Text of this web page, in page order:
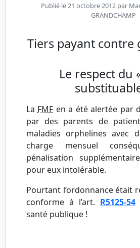
Publié le 21 octobre 2012 par
GRANDCHAMP
Tiers payant contre
Le respect du
La FMF en a été alertée par
par des parents de
maladies orphelines avec
charge mensuel
pénalisation
pour eux intolérable.
Pourtant l’ordonnance était
conforme à l’art. R5125-54
santé publique !